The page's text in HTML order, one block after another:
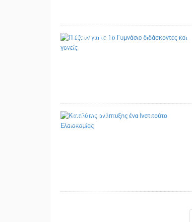
17/07/2026
16/07/2026